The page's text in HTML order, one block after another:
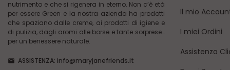
nutrimento e che si rigenera in eterno. Non c’è età
per essere Green e la nostra azienda ha prodotti
che spaziano dalle creme, ai prodotti di igiene e
di pulizia, dagli aromi alle borse e tante sorprese…
per un benessere naturale.
ASSISTENZA: info@maryjanefriends.it
Il mio
I miei Ordini
Assistenza